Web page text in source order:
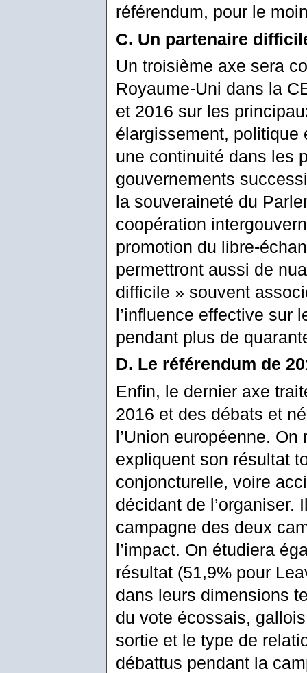
référendum, pour le
C. Un partenaire
Un troisième axe sera
Royaume-Uni dans la
et 2016 sur les
élargissement, politique
une continuité dans les
gouvernements
la souveraineté du
coopération
promotion du libre-
permettront aussi de
difficile » souvent
l’influence effective sur
pendant plus de
D. Le référendum de
Enfin, le dernier axe
2016 et des débats et
l’Union européenne.
expliquent son résultat
conjoncturelle, voire
décidant de l’organiser.
campagne des deux
l’impact. On étudiera
résultat (51,9% pour
dans leurs dimensions
du vote écossais,
sortie et le type de
débattus pendant la